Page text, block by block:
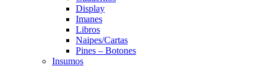
Display
Imanes
Libros
Naipes/Cartas
Pines – Botones
Insumos